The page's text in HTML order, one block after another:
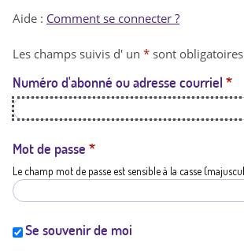
t
a
t
i
Aide : Comment se connecter ?
Les champs suivis d' un * sont
Numéro d'abonné ou adresse courriel *
Mot de passe *
Le champ mot de passe est sensible à la casse
Se souvenir de moi